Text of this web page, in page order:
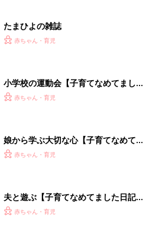
たまひよの雑誌
赤ちゃん・育児
小学校の運動会【子育てなめてました
日記#146】
赤ちゃん・育児
娘から学ぶ大切な心【子育てなめてま
した日記#144】
赤ちゃん・育児
夫と遊ぶ【子育てなめてました日記
#132】
赤ちゃん・育児